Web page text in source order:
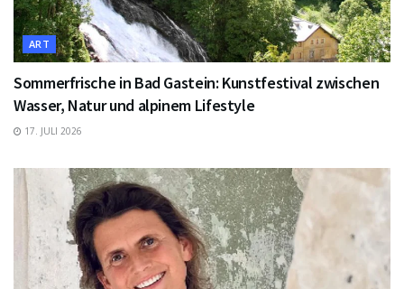
ART
Sommerfrische in Bad Gastein: Kunstfestival zwischen
Wasser, Natur und alpinem Lifestyle
17. JULI 2026